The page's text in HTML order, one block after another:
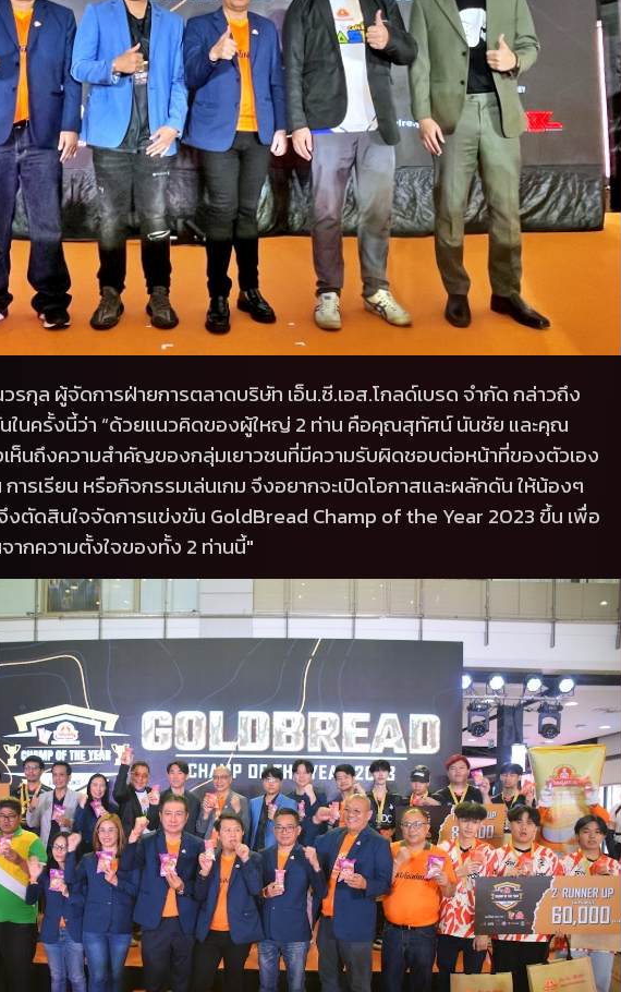
ผู้จัดการฝ่ายการตลาดบริษัท เอ็น.ซี.เอส.โกลด์เบรด จำกัด กล่าวถึง
นครั้งนี้ว่า “ด้วยแนวคิดของผู้ใหญ่ 2 ท่าน คือคุณสุทัศน์ นันชัย และคุณ
ห็นถึงความสำคัญของกลุ่มเยาวชนที่มีความรับผิดชอบต่อหน้าที่ของตัวเอง
การเรียน หรือกิจกรรมเล่นเกม จึงอยากจะเปิดโอกาสและผลักดัน ให้น้องๆ
งตัดสินใจจัดการแข่งขัน GoldBread Champ of the Year 2023 ขึ้น เพื่อ
ากความตั้งใจของทั้ง 2 ท่านนี้"